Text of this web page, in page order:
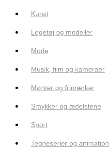
Kunst
Legetøj og modeller
Mode
Musik, film og kameraer
Mønter og frimærker
Smykker og ædelstene
Sport
Tegneserier og animation